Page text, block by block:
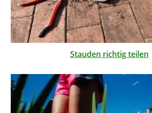
Stauden richtig teilen